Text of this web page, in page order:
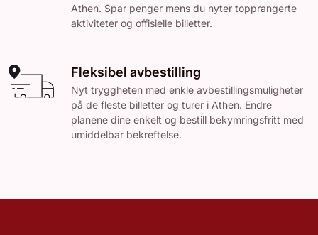
Athen. Spar penger mens du nyter topprangerte
aktiviteter og offisielle billetter.
Fleksibel avbestilling
Nyt tryggheten med enkle avbestillingsmuligheter
på de fleste billetter og turer i Athen. Endre
planene dine enkelt og bestill bekymringsfritt med
umiddelbar bekreftelse.